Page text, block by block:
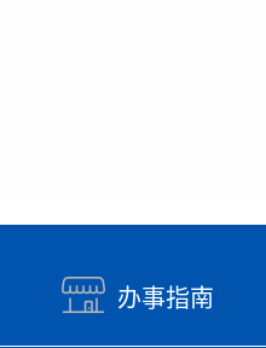
办事指南